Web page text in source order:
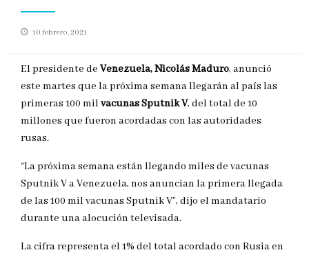
Publicado
10 febrero, 2021
El presidente de Venezuela, Nicolás Maduro, anunció
este martes que la próxima semana llegarán al país las
primeras 100 milvacunas Sputnik V, del total de 10
millones que fueron acordadas con las autoridades
rusas.
“La próxima semana están llegando miles de vacunas
Sputnik V a Venezuela, nos anuncian la primera llegada
de las 100 mil vacunas Sputnik V”, dijo el mandatario
durante una alocución televisada.
La cifra representa el 1% del total acordado con Rusia en